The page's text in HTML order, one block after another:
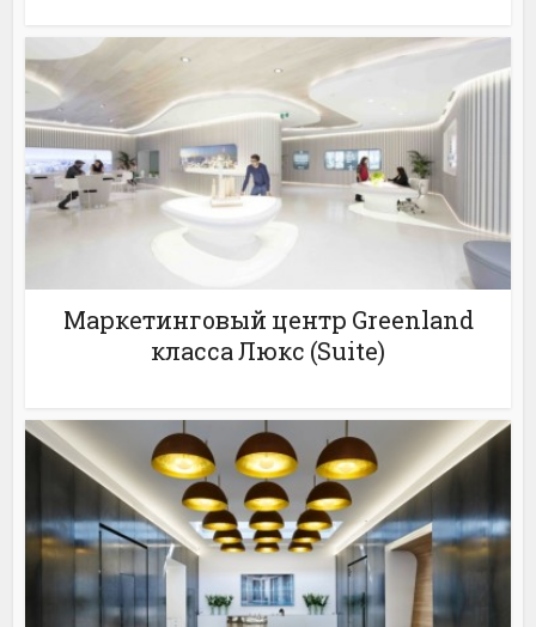
Маркетинговый центр Greenland
класса Люкс (Suite)